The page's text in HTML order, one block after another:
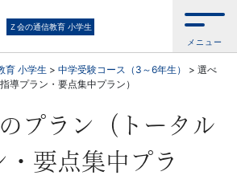
Ｚ会の通信教育 小学生
メニュー
育 小学生 > 中学受験コース（3～6年生） > 選べ
導プラン・要点集中プラン）
プラン（トータル
・要点集中プラ